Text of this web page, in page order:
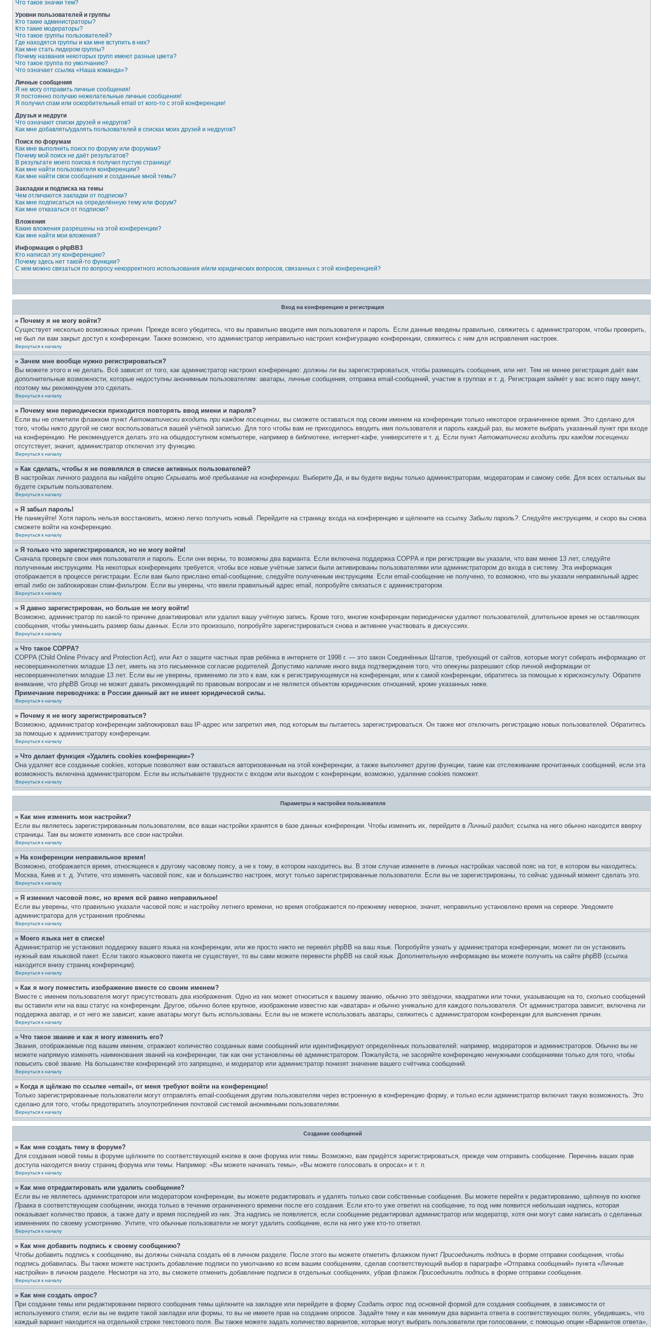
Что такое значки тем?
Уровни пользователей и группы
Кто такие администраторы?
Кто такие модераторы?
Что такое группы пользователей?
Где находятся группы и как мне вступить в них?
Как мне стать лидером группы?
Почему названия некоторых групп имеют разные цвета?
Что такое группа по умолчанию?
Что означает ссылка «Наша команда»?
Личные сообщения
Я не могу отправить личные сообщения!
Я постоянно получаю нежелательные личные сообщения!
Я получил спам или оскорбительный email от кого-то с этой конференции!
Друзья и недруги
Что означают списки друзей и недругов?
Как мне добавлять/удалять пользователей в списках моих друзей и недругов?
Поиск по форумам
Как мне выполнить поиск по форуму или форумам?
Почему мой поиск не даёт результатов?
В результате моего поиска я получил пустую страницу!
Как мне найти пользователя конференции?
Как мне найти свои сообщения и созданные мной темы?
Закладки и подписка на темы
Чем отличаются закладки от подписки?
Как мне подписаться на определённую тему или форум?
Как мне отказаться от подписки?
Вложения
Какие вложения разрешены на этой конференции?
Как мне найти мои вложения?
Информация о phpBB3
Кто написал эту конференцию?
Почему здесь нет такой-то функции?
С кем можно связаться по вопросу некорректного использования и/или юридических вопросов, связанных с этой конференцией?
Вход на конференцию и регистрация
» Почему я не могу войти?
Существует несколько возможных причин. Прежде всего убедитесь, что вы правильно вводите имя пользователя и пароль. Если данные введены правильно, свяжитесь с администратором, чтобы проверить,
не был ли вам закрыт доступ к конференции. Также возможно, что администратор неправильно настроил конфигурацию конференции, свяжитесь с ним для исправления настроек.
Вернуться к началу
» Зачем мне вообще нужно регистрироваться?
Вы можете этого и не делать. Всё зависит от того, как администратор настроил конференцию: должны ли вы зарегистрироваться, чтобы размещать сообщения, или нет. Тем не менее регистрация даёт вам
дополнительные возможности, которые недоступны анонимным пользователям: аватары, личные сообщения, отправка email-сообщений, участие в группах и т. д. Регистрация займёт у вас всего пару минут,
поэтому мы рекомендуем это сделать.
Вернуться к началу
» Почему мне периодически приходится повторять ввод имени и пароля?
Если вы не отметили флажком пунктАвтоматически входить при каждом посещении, вы сможете оставаться под своим именем на конференции только некоторое ограниченное время. Это сделано для
того, чтобы никто другой не смог воспользоваться вашей учётной записью. Для того чтобы вам не приходилось вводить имя пользователя и пароль каждый раз, вы можете выбрать указанный пункт при входе
на конференцию. Не рекомендуется делать это на общедоступном компьютере, например в библиотеке, интернет-кафе, университете и т. д. Если пунктАвтоматически входить при каждом посещении
отсутствует, значит, администратор отключил эту функцию.
Вернуться к началу
» Как сделать, чтобы я не появлялся в списке активных пользователей?
В настройках личного раздела вы найдёте опцию Скрывать моё пребывание на конференции. ВыберитеДа, и вы будете видны только администраторам, модераторам и самому себе. Для всех остальных вы
будете скрытым пользователем.
Вернуться к началу
» Я забыл пароль!
Не паникуйте! Хотя пароль нельзя восстановить, можно легко получить новый. Перейдите на страницу входа на конференцию и щёлкните на ссылку Забыли пароль?. Следуйте инструкциям, и скоро вы снова
сможете войти на конференцию.
Вернуться к началу
» Я только что зарегистрировался, но не могу войти!
Сначала проверьте свои имя пользователя и пароль. Если они верны, то возможны два варианта. Если включена поддержка COPPA и при регистрации вы указали, что вам менее 13 лет, следуйте
полученным инструкциям. На некоторых конференциях требуется, чтобы все новые учётные записи были активированы пользователями или администратором до входа в систему. Эта информация
отображается в процессе регистрации. Если вам было прислано email-сообщение, следуйте полученным инструкциям. Если email-сообщение не получено, то возможно, что вы указали неправильный адрес
email либо он заблокирован спам-фильтром. Если вы уверены, что ввели правильный адрес email, попробуйте связаться с администратором.
Вернуться к началу
» Я давно зарегистрирован, но больше не могу войти!
Возможно, администратор по какой-то причине деактивировал или удалил вашу учётную запись. Кроме того, многие конференции периодически удаляют пользователей, длительное время не оставляющих
сообщения, чтобы уменьшить размер базы данных. Если это произошло, попробуйте зарегистрироваться снова и активнее участвовать в дискуссиях.
Вернуться к началу
» Что такое COPPA?
COPPA (Child Online Privacy and Protection Act), или Акт о защите частных прав ребёнка в интернете от 1998 г. — это закон Соединённых Штатов, требующий от сайтов, которые могут собирать информацию от
несовершеннолетних младше 13 лет, иметь на это письменное согласие родителей. Допустимо наличие иного вида подтверждения того, что опекуны разрешают сбор личной информации от
несовершеннолетних младше 13 лет. Если вы не уверены, применимо ли это к вам, как к регистрирующемуся на конференции, или к самой конференции, обратитесь за помощью к юрисконсульту. Обратите
внимание, что phpBB Group не может давать рекомендаций по правовым вопросам и не является объектом юридических отношений, кроме указанных ниже.
Примечание переводчика: в России данный акт не имеет юридической силы.
Вернуться к началу
» Почему я не могу зарегистрироваться?
Возможно, администратор конференции заблокировал ваш IP-адрес или запретил имя, под которым вы пытаетесь зарегистрироваться. Он также мог отключить регистрацию новых пользователей. Обратитесь
за помощью к администратору конференции.
Вернуться к началу
» Что делает функция «Удалить cookies конференции»?
Она удаляет все созданные cookies, которые позволяют вам оставаться авторизованным на этой конференции, а также выполняют другие функции, такие как отслеживание прочитанных сообщений, если эта
возможность включена администратором. Если вы испытываете трудности с входом или выходом с конференции, возможно, удаление cookies поможет.
Вернуться к началу
Параметры и настройки пользователя
» Как мне изменить мои настройки?
Если вы являетесь зарегистрированным пользователем, все ваши настройки хранятся в базе данных конференции. Чтобы изменить их, перейдите вЛичный раздел; ссылка на него обычно находится вверху
страницы. Там вы можете изменить все свои настройки.
Вернуться к началу
» На конференции неправильное время!
Возможно, отображается время, относящееся к другому часовому поясу, а не к тому, в котором находитесь вы. В этом случае измените в личных настройках часовой пояс на тот, в котором вы находитесь:
Москва, Киев и т. д. Учтите, что изменять часовой пояс, как и большинство настроек, могут только зарегистрированные пользователи. Если вы не зарегистрированы, то сейчас удачный момент сделать это.
Вернуться к началу
» Я изменил часовой пояс, но время всё равно неправильное!
Если вы уверены, что правильно указали часовой пояс и настройку летнего времени, но время отображается по-прежнему неверное, значит, неправильно установлено время на сервере. Уведомите
администратора для устранения проблемы.
Вернуться к началу
» Моего языка нет в списке!
Администратор не установил поддержку вашего языка на конференции, или же просто никто не перевёл phpBB на ваш язык. Попробуйте узнать у администратора конференции, может ли он установить
нужный вам языковой пакет. Если такого языкового пакета не существует, то вы сами можете перевести phpBB на свой язык. Дополнительную информацию вы можете получить на сайте phpBB (ссылка
находится внизу страниц конференции).
Вернуться к началу
» Как я могу поместить изображение вместе со своим именем?
Вместе с именем пользователя могут присутствовать два изображения. Одно из них может относиться к вашему званию, обычно это звёздочки, квадратики или точки, указывающие на то, сколько сообщений
вы оставили или на ваш статус на конференции. Другое, обычно более крупное, изображение известно как «аватара» и обычно уникально для каждого пользователя. От администратора зависит, включена ли
поддержка аватар, и от него же зависит, какие аватары могут быть использованы. Если вы не можете использовать аватары, свяжитесь с администратором конференции для выяснения причин.
Вернуться к началу
» Что такое звание и как я могу изменить его?
Звания, отображаемые под вашим именем, отражают количество созданных вами сообщений или идентифицируют определённых пользователей: например, модераторов и администраторов. Обычно вы не
можете напрямую изменять наименования званий на конференции, так как они установлены её администратором. Пожалуйста, не засоряйте конференцию ненужными сообщениями только для того, чтобы
повысить своё звание. На большинстве конференций это запрещено, и модератор или администратор понизят значение вашего счётчика сообщений.
Вернуться к началу
» Когда я щёлкаю по ссылке «email», от меня требуют войти на конференцию!
Только зарегистрированные пользователи могут отправлять email-сообщения другим пользователям через встроенную в конференцию форму, и только если администратор включил такую возможность. Это
сделано для того, чтобы предотвратить злоупотребления почтовой системой анонимными пользователями.
Вернуться к началу
Создание сообщений
» Как мне создать тему в форуме?
Для создания новой темы в форуме щёлкните по соответствующей кнопке в окне форума или темы. Возможно, вам придётся зарегистрироваться, прежде чем отправить сообщение. Перечень ваших прав
доступа находится внизу страниц форума или темы. Например: «Вы можете начинать темы», «Вы можете голосовать в опросах» и т. п.
Вернуться к началу
» Как мне отредактировать или удалить сообщение?
Если вы не являетесь администратором или модератором конференции, вы можете редактировать и удалять только свои собственные сообщения. Вы можете перейти к редактированию, щёлкнув по кнопке
Правка в соответствующем сообщении, иногда только в течение ограниченного времени после его создания. Если кто-то уже ответил на сообщение, то под ним появится небольшая надпись, которая
показывает количество правок, а также дату и время последней из них. Эта надпись не появляется, если сообщение редактировал администратор или модератор, хотя они могут сами написать о сделанных
изменениях по своему усмотрению. Учтите, что обычные пользователи не могут удалить сообщение, если на него уже кто-то ответил.
Вернуться к началу
» Как мне добавить подпись к своему сообщению?
Чтобы добавить подпись к сообщению, вы должны сначала создать её в личном разделе. После этого вы можете отметить флажком пункт Присоединить подпись в форме отправки сообщения, чтобы
подпись добавилась. Вы также можете настроить добавление подписи по умолчанию ко всем вашим сообщениям, сделав соответствующий выбор в параграфе «Отправка сообщений» пункта «Личные
настройки» в личном разделе. Несмотря на это, вы сможете отменить добавление подписи в отдельных сообщениях, убрав флажок Присоединить подпись в форме отправки сообщения.
Вернуться к началу
» Как мне создать опрос?
При создании темы или редактировании первого сообщения темы щёлкните на закладке или перейдите в форму Создать опрос под основной формой для создания сообщения, в зависимости от
используемого стиля; если вы не видите такой закладки или формы, то вы не имеете прав на создание опросов. Задайте тему и как минимум два варианта ответа в соответствующих полях, убедившись, что
каждый вариант находится на отдельной строке текстового поля. Вы также можете задать количество вариантов, которые могут выбрать пользователи при голосовании, с помощью опции «Вариантов ответа»,